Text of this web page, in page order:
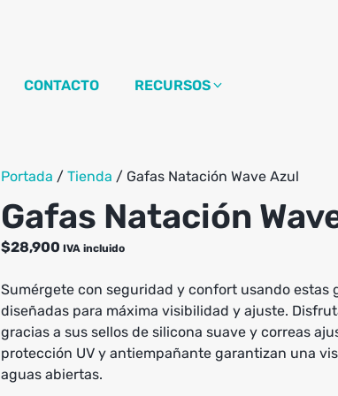
CONTACTO RECURSOS
Portada / Tienda / Gafas Natación Wave Azul
Gafas Natación
$28,900 IVA incluido
Sumérgete con seguridad y confort usando estas
diseñadas para máxima visibilidad y ajuste.
gracias a sus sellos de silicona suave y correas
protección UV y antiempañante garantizan una
aguas abiertas.